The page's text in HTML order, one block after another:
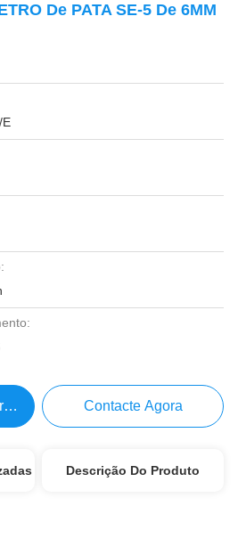
De PATA SE-5 De 6MM
E
Contacte Agora
Descrição Do Produto